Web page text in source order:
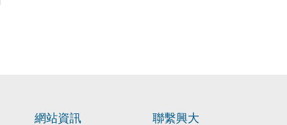
網站資訊 聯繫興大